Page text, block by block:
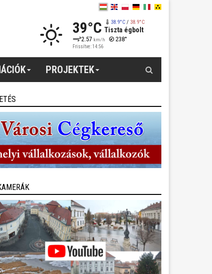
39°C 38.9°C/ 38.9°C
Tiszta égbolt
2.57 km/h 238°
Frissítve: 14:56
PROJEKTEK